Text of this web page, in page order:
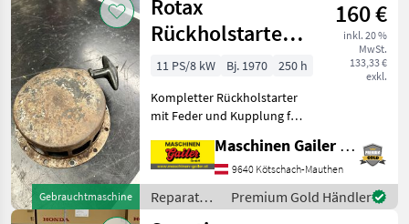
Ersatzteile
/ Deutz
Fahr
Gebrauchtmaschine
Rotax
Rückholstarter
komplett
Art.Nr.: 7997410
160 €
inkl. 20 %
MwSt.
133,33 €
exkl.
11 PS/8 kW Bj. 1970
250 h
Kompletter Rückholstarter
mit Feder und Kupplung für
Artikelnummer 7997410.
Wir freuen uns auf Ihre
Anfrage! Reparatur und
Ersatzteile Verbrenn
Maschinen Gailer GmbH
9640 Kötschach-Mauthen
Reparatur
und
Premium Gold Händler